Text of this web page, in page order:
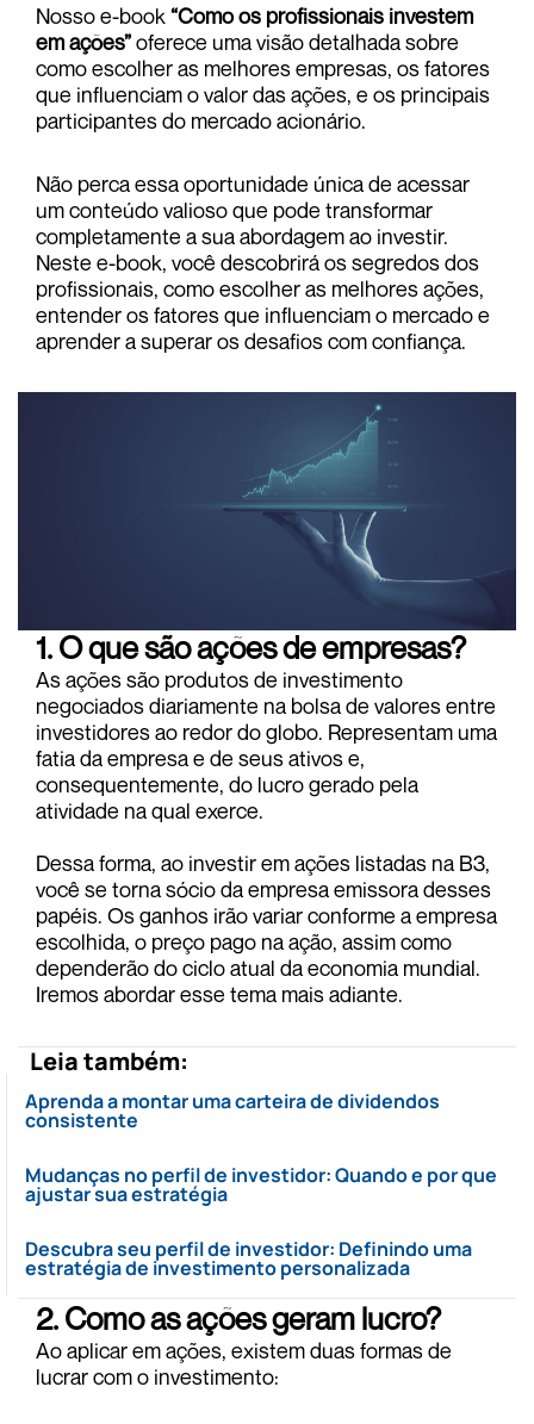
Nosso e-book “Como os profissionais investem
em ações”oferece uma visão detalhada sobre
como escolher as melhores empresas, os fatores
que influenciam o valor das ações, e os principais
participantes do mercado acionário.
Não perca essa oportunidade única de acessar
um conteúdo valioso que pode transformar
completamente a sua abordagem ao investir.
Neste e-book, você descobrirá os segredos dos
profissionais, como escolher as melhores ações,
entender os fatores que influenciam o mercado e
aprender a superar os desafios com confiança.
1. O que são ações de empresas?
As ações são produtos de investimento
negociados diariamente na bolsa de valores entre
investidores ao redor do globo. Representam uma
fatia da empresa e de seus ativos e,
consequentemente, do lucro gerado pela
atividade na qual exerce.
Dessa forma, ao investir em ações listadas na B3,
você se torna sócio da empresa emissora desses
papéis. Os ganhos irão variar conforme a empresa
escolhida, o preço pago na ação, assim como
dependerão do ciclo atual da economia mundial.
Iremos abordar esse tema mais adiante.
Leia também:
Aprenda a montar uma carteira de dividendos
consistente
Mudanças no perfil de investidor: Quando e por que
ajustar sua estratégia
Descubra seu perfil de investidor: Definindo uma
estratégia de investimento personalizada
2. Como as ações geram lucro?
Ao aplicar em ações, existem duas formas de
lucrar com o investimento: